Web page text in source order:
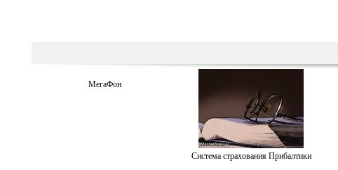
МегаФон
Система страхования Прибалтики